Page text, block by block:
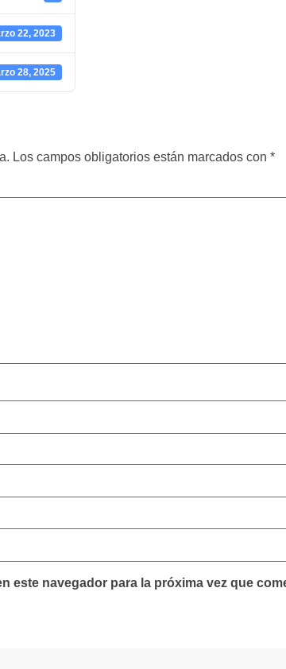
22, 2023
28, 2025
Los campos obligatorios están marcados con *
este navegador para la próxima vez que